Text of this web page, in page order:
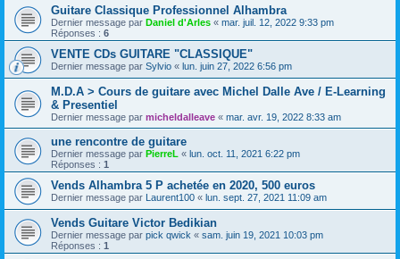
Guitare Classique Professionnel Alhambra
Dernier message par Daniel d'Arles « mar. juil. 12, 2022 9:33 pm
Réponses : 6
VENTE CDs GUITARE "CLASSIQUE"
Dernier message par Sylvio « lun. juin 27, 2022 6:56 pm
M.D.A > Cours de guitare avec Michel Dalle Ave / E-Learning
& Presentiel
Dernier message par micheldalleave « mar. avr. 19, 2022 8:33 am
une rencontre de guitare
Dernier message par PierreL « lun. oct. 11, 2021 6:22 pm
Réponses : 1
Vends Alhambra 5 P achetée en 2020, 500 euros
Dernier message par Laurent100 « lun. sept. 27, 2021 11:09 am
Vends Guitare Victor Bedikian
Dernier message par pick qwick « sam. juin 19, 2021 10:03 pm
Réponses : 1